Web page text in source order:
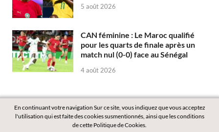
5 août 2026
CAN féminine : Le Maroc qualifié
pour les quarts de finale après un
match nul (0-0) face au Sénégal
4 août 2026
En continuant votre navigation Sur ce site, vous indiquez que vous acceptez
l'utilisation qui est faite des cookies susmentionnés, ainsi que les conditions
de cette Politique de Cookies.